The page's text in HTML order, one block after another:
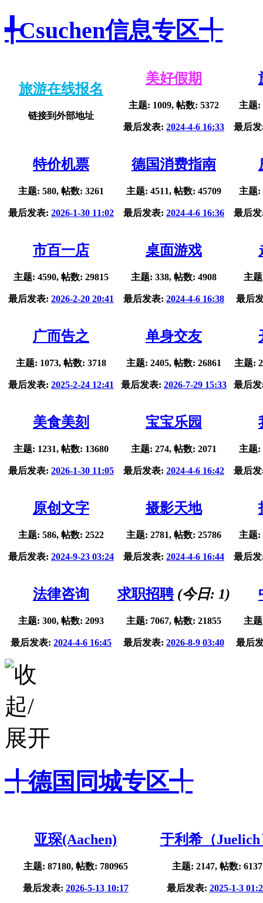
╃Csuchen信息专区╃
旅游在线报名
链接到外部地址
美好假期
主题: 1009, 帖数: 5372
最后发表: 2024-4-6 16:33
主题:
最后
特价机票
主题: 580, 帖数: 3261
最后发表: 2026-1-30 11:02
德国消费指南
主题: 4511, 帖数: 45709
最后发表: 2024-4-6 16:36
主题:
最后
市百一店
主题: 4590, 帖数: 29815
最后发表: 2026-2-20 20:41
桌面游戏
主题: 338, 帖数: 4908
最后发表: 2024-4-6 16:38
主
最后
广而告之
主题: 1073, 帖数: 3718
最后发表: 2025-2-24 12:41
单身交友
主题: 2405, 帖数: 26861
最后发表: 2026-7-29 15:33
主题:
最后
美食美刻
主题: 1231, 帖数: 13680
最后发表: 2026-1-30 11:05
宝宝乐园
主题: 274, 帖数: 2071
最后发表: 2024-4-6 16:42
主题:
最后
原创文字
主题: 586, 帖数: 2522
最后发表: 2024-9-23 03:24
摄影天地
主题: 2781, 帖数: 25786
最后发表: 2024-4-6 16:44
主题:
最后
法律咨询
主题: 300, 帖数: 2093
最后发表: 2024-4-6 16:45
求职招聘(今日: 1)
主题: 7067, 帖数: 21855
最后发表: 2026-8-9 03:40
主
最后
╃德国同城专区╃
亚琛(Aachen)
主题: 87180, 帖数: 780965
最后发表: 2026-5-13 10:17
于利希（Juelich
主题: 2147, 帖数: 6137
最后发表: 2025-1-3